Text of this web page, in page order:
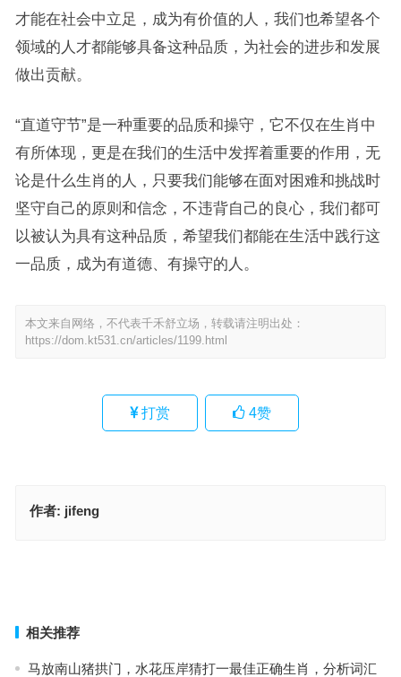
才能在社会中立足，成为有价值的人，我们也希望各个
领域的人才都能够具备这种品质，为社会的进步和发展
做出贡献。
“直道守节”是一种重要的品质和操守，它不仅在生肖中
有所体现，更是在我们的生活中发挥着重要的作用，无
论是什么生肖的人，只要我们能够在面对困难和挑战时
坚守自己的原则和信念，不违背自己的良心，我们都可
以被认为具有这种品质，希望我们都能在生活中践行这
一品质，成为有道德、有操守的人。
本文来自网络，不代表千禾舒立场，转载请注明出处：
https://dom.kt531.cn/articles/1199.html
打赏 4赞
作者: jifeng
相关推荐
马放南山猪拱门，水花压岸猜打一最佳正确生肖，分析词汇